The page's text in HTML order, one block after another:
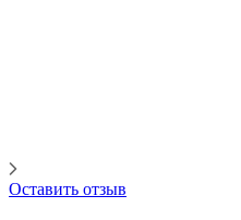
Оставить отзыв